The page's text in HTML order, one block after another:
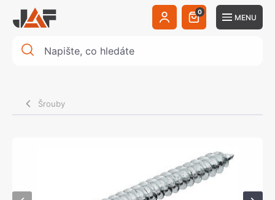
0
MENU
Šrouby